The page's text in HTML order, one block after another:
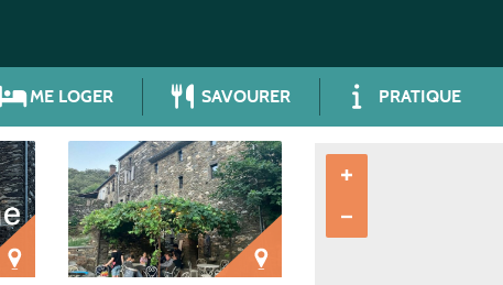
ME LOGER SAVOURER PRATIQUE